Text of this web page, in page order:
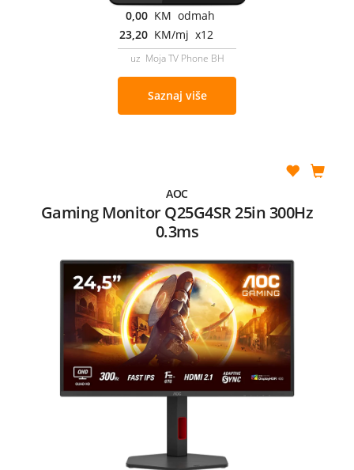
0,00 KM odmah
23,20 KM/mj x12
uz Moja TV Phone BH
Saznaj više
AOC
Gaming Monitor Q25G4SR 25in 300Hz
0.3ms